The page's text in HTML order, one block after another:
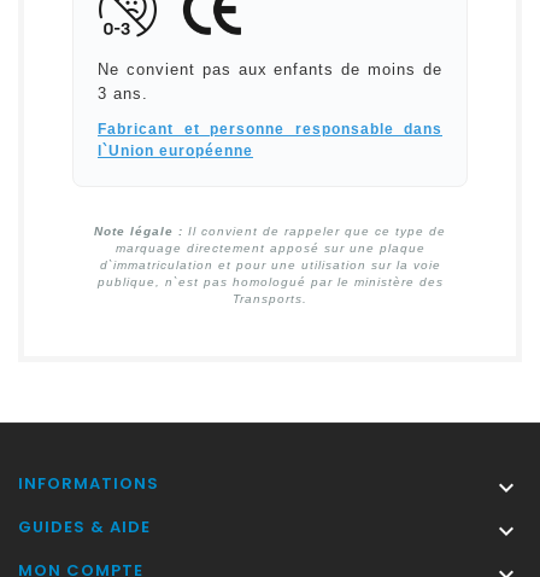
Ne convient pas aux enfants de moins de
3 ans.
Fabricant et personne responsable dans
l`Union européenne
Note légale : Il convient de rappeler que ce type de
marquage directement apposé sur une plaque
d`immatriculation et pour une utilisation sur la voie
publique, n`est pas homologué par le ministère des
Transports.
INFORMATIONS 
GUIDES & AIDE 
MON COMPTE